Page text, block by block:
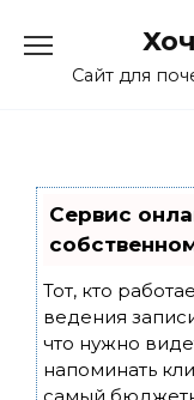
contentСайт для
Сервис
Тот, кто
ведения
что нужно
напоминать